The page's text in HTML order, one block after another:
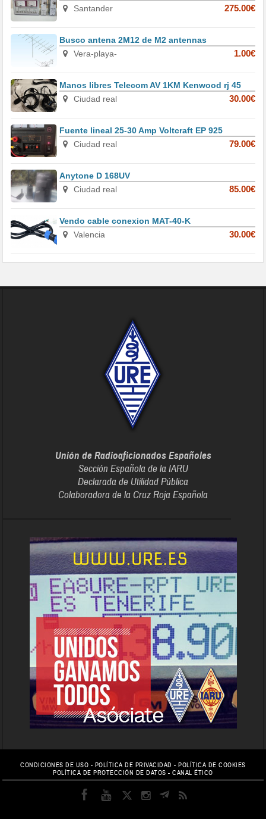
Santander
275.00€
Busco antena 2M12 de M2 antennas
Vera-playa-
1.00€
Manos libres Telecom AV 1KM Kenwood rj 45
Ciudad real
30.00€
Fuente lineal 25-30 Amp Voltcraft EP 925
Ciudad real
79.00€
Anytone D 168UV
Ciudad real
85.00€
Vendo cable conexion MAT-40-K
Valencia
30.00€
Unión de Radioaficionados Españoles
Sección Española de la IARU
Declarada de Utilidad Pública
Colaboradora de la Cruz Roja Española
CONDICIONES DE USO - POLÍTICA DE PRIVACIDAD -POLÍTICA DE COOKIES
POLÍTICA DE PROTECCIÓN DE DATOS -CANAL ÉTICO